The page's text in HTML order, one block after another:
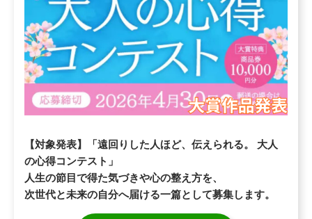
【対象発表】「遠回りした人ほど、伝えられる。 大人
の心得コンテスト」
人生の節目で得た気づきや心の整え方を、
次世代と未来の自分へ届ける一篇として募集します。